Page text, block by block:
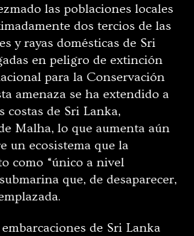
las poblaciones locales
dos tercios de las
y rayas domésticas de Sri
en peligro de extinción
para la Conservación
amenaza se ha extendido a
costas de Sri Lanka,
Malha, lo que aumenta aún
un ecosistema que la
como “único a nivel
que, de desaparecer,
de Sri Lanka